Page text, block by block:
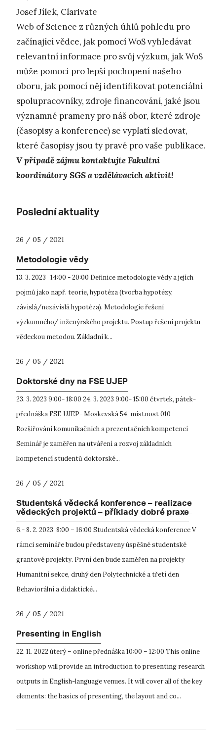
Josef Jílek, Clarivate
Web of Science z různých úhlů pohledu pro
začínající vědce, jak pomocí WoS vyhledávat
relevantní informace pro svůj výzkum, jak WoS
může pomoci pro lepší pochopení našeho
oboru, jak pomocí něj identifikovat potenciální
spolupracovníky, zdroje financování, jaké jsou
významné prameny pro náš obor, které zdroje
(časopisy a konference) se vyplatí sledovat,
které časopisy jsou ty pravé pro vaše publikace.
V případě zájmu kontaktujte Fakultní
koordinátory SGS a vzdělávacích aktivit!
Poslední aktuality
26 / 05 / 2021
Metodologie vědy
13. 3. 2023 14:00 - 20:00 Definice metodologie vědy a jejích
pojmů jako např. teorie, hypotéza (tvorba hypotézy,
závislá/nezávislá hypotéza). Metodologie řešení
výzkumného/ inženýrského projektu. Postup řešení projektu
vědeckou metodou. Základní k...
26 / 05 / 2021
Doktorské dny na FSE UJEP
23. 3. 2023 9:00- 18:00 24. 3. 2023 9:00- 15:00 čtvrtek, pátek-
přednáška FSE UJEP- Moskevská 54, místnost 010
Rozšiřování komunikačních a prezentačních kompetencí
Seminář je zaměřen na utváření a rozvoj základních
kompetencí studentů doktorské...
26 / 05 / 2021
Studentská vědecká konference – realizace
vědeckých projektů – příklady dobré praxe
6.- 8. 2. 2023 8:00 – 16:00 Studentská vědecká konference V
rámci semináře budou představeny úspěšné studentské
grantové projekty. První den bude zaměřen na projekty
Humanitní sekce, druhý den Polytechnické a třetí den
Behaviorální a didaktické...
26 / 05 / 2021
Presenting in English
22. 11. 2022 úterý – online přednáška 10:00 – 12:00 This online
workshop will provide an introduction to presenting research
outputs in English-language venues. It will cover all of the key
elements: the basics of presenting, the layout and co...